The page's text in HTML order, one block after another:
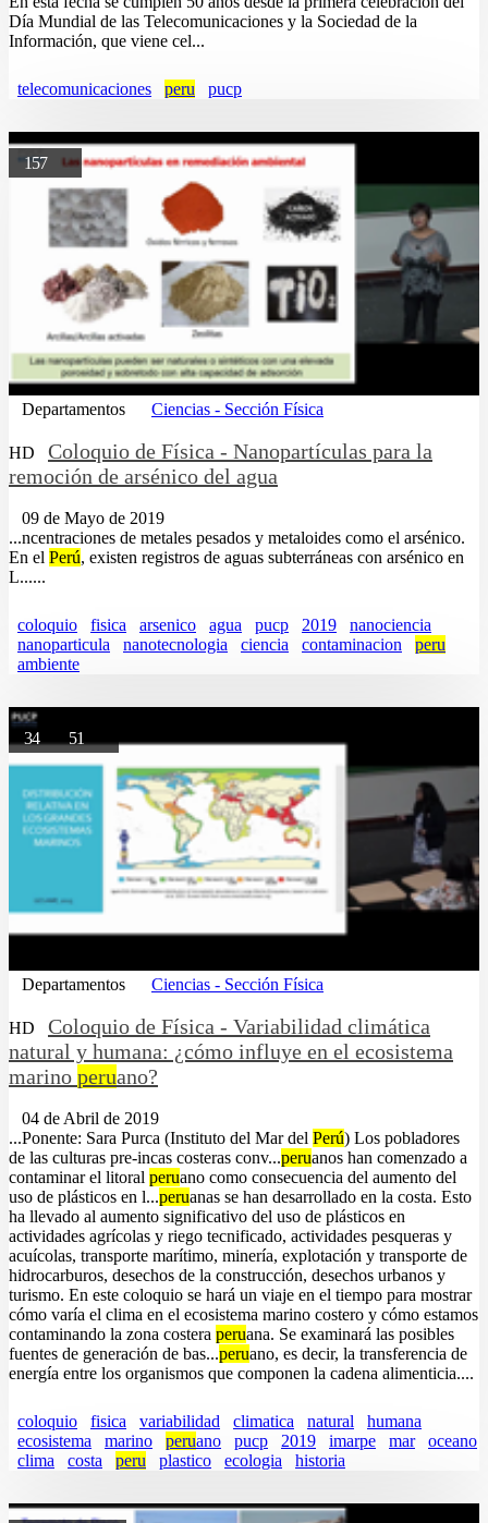
Día Mundial de las Telecomunicaciones y la Sociedad de la
Información, que viene cel...
telecomunicaciones peru pucp
157
Departamentos Ciencias - Sección Física
HD
Coloquio de Física - Nanopartículas para la
remoción de arsénico del agua
09 de Mayo de 2019
...ncentraciones de metales pesados y metaloides como el arsénico.
En el Perú, existen registros de aguas subterráneas con arsénico en
L......
coloquio fisica arsenico agua pucp 2019
nanociencia
nanoparticula
nanotecnologia ciencia contaminacion
peru
ambiente
34 51
Departamentos Ciencias - Sección Física
HD
Coloquio de Física - Variabilidad climática
natural y humana: ¿cómo influye en el ecosistema
marino peruano?
04 de Abril de 2019
...Ponente: Sara Purca (Instituto del Mar del Perú) Los pobladores
de las culturas pre-incas costeras conv...peruanos han comenzado a
contaminar el litoral peruano como consecuencia del aumento del
uso de plásticos en l...peruanas se han desarrollado en la costa. Esto
ha llevado al aumento significativo del uso de plásticos en
actividades agrícolas y riego tecnificado, actividades pesqueras y
acuícolas, transporte marítimo, minería, explotación y transporte de
hidrocarburos, desechos de la construcción, desechos urbanos y
turismo. En este coloquio se hará un viaje en el tiempo para mostrar
cómo varía el clima en el ecosistema marino costero y cómo estamos
contaminando la zona costera peruana. Se examinará las posibles
fuentes de generación de bas...peruano, es decir, la transferencia de
energía entre los organismos que componen la cadena alimenticia....
coloquio fisica variabilidad climatica natural
humana
ecosistema
marino peruano pucp 2019 imarpe mar
oceano
clima
costa peru plastico ecologia historia